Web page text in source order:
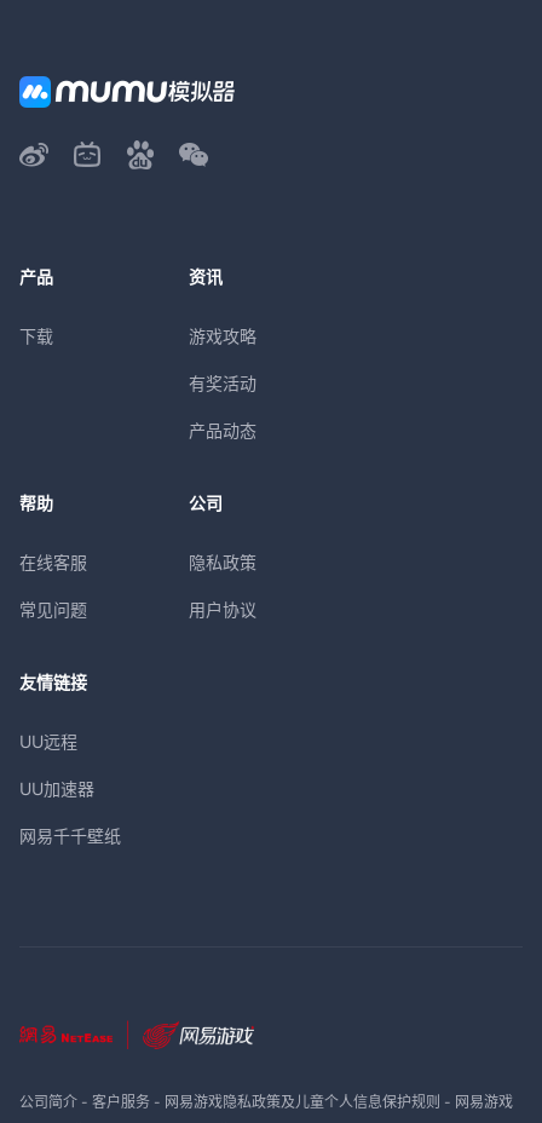
产品
下载
资讯
游戏攻略
有奖活动
产品动态
帮助
在线客服
常见问题
公司
隐私政策
用户协议
友情链接
UU远程
UU加速器
网易千千壁纸
公司简介- 客户服务- 网易游戏隐私政策及儿童个人信息保护规则 - 网易游戏